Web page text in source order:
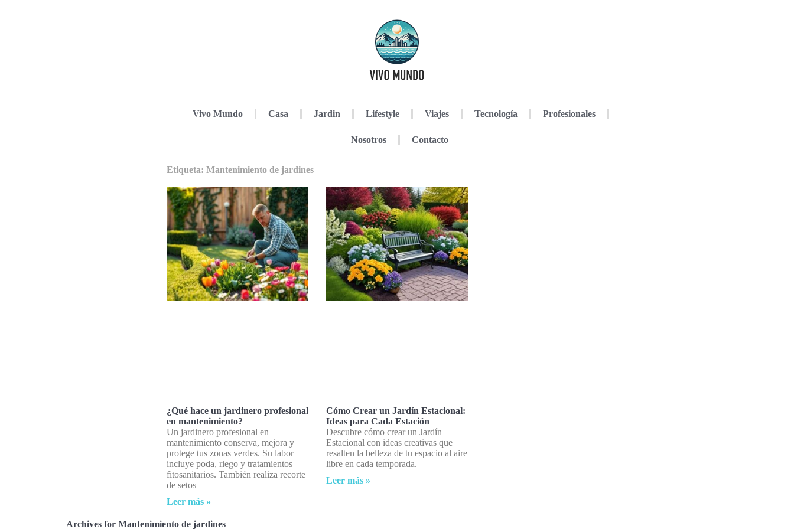
Vivo Mundo Casa Jardin Lifestyle Viajes Tecnología Profesionales
Nosotros Contacto
Etiqueta: Mantenimiento de jardines
¿Qué hace un jardinero profesional
en mantenimiento?
Un jardinero profesional en
mantenimiento conserva, mejora y
protege tus zonas verdes. Su labor
incluye poda, riego y tratamientos
fitosanitarios. También realiza recorte
de setos
Leer más »
Cómo Crear un Jardín Estacional:
Ideas para Cada Estación
Descubre cómo crear un Jardín
Estacional con ideas creativas que
resalten la belleza de tu espacio al aire
libre en cada temporada.
Leer más »
Archives for Mantenimiento de jardines